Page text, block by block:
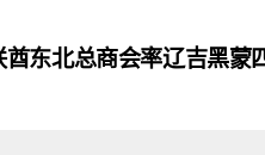
东北总商会率辽吉黑蒙